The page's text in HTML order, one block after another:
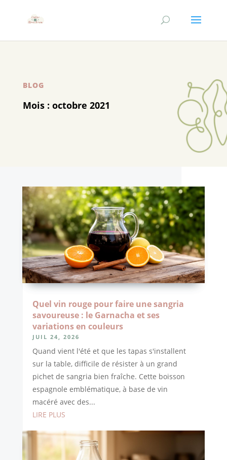
BLOG
Mois : octobre 2021
Quel vin rouge pour faire une sangria
savoureuse : le Garnacha et ses
variations en couleurs
JUIL 24, 2026
Quand vient l'été et que les tapas s'installent
sur la table, difficile de résister à un grand
pichet de sangria bien fraîche. Cette boisson
espagnole emblématique, à base de vin
macéré avec des...
LIRE PLUS